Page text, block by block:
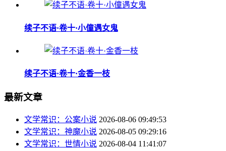
续子不语·卷十·小僮遇女鬼
续子不语·卷十·金香一枝
最新文章
文学常识：公案小说 2026-08-06 09:49:53
文学常识：神魔小说 2026-08-05 09:29:16
文学常识：世情小说 2026-08-04 11:41:07